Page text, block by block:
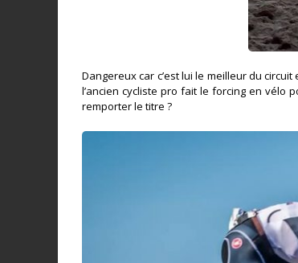
Dangereux car c’est lui le meilleur du
l’ancien cycliste pro fait le forcing en vélo
remporter le titre ?